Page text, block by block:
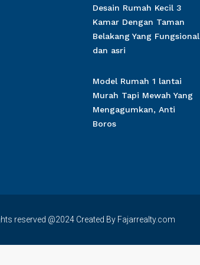
Desain Rumah Kecil 3
Kamar Dengan Taman
Belakang Yang Fungsional
dan asri
Model Rumah 1 lantai
Murah Tapi Mewah Yang
Mengagumkan, Anti
Boros
reserved @2024 Created By Fajarrealty.com